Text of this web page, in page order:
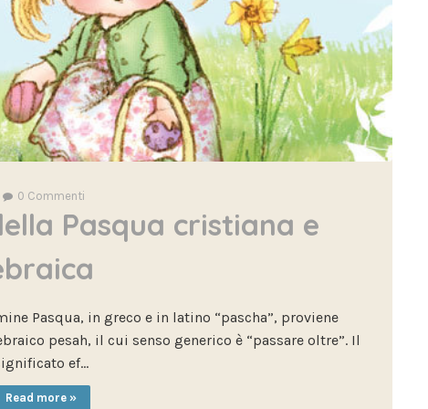
0 Commenti
Pasqua cristiana e
Pasqua, in greco e in latino “pascha”, proviene
pesah, il cui senso generico è “passare oltre”. Il
ef…
Read more »